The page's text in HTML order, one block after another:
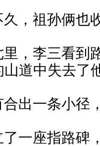
，祖孙俩也
，李三看到
山道中失去了
出一条小径
一座指路碑